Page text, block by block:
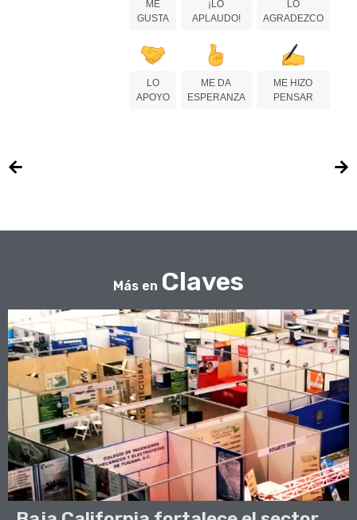
ME
GUSTA
¡LO
APLAUDO!
LO
AGRADEZCO
LO
APOYO
ME DA
ESPERANZA
ME HIZO
PENSAR
Más en Claves